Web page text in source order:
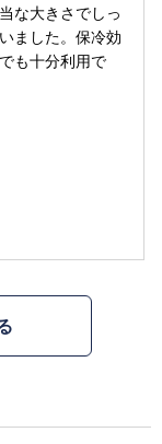
な大きさでしっ
ました。保冷効
も十分利用で